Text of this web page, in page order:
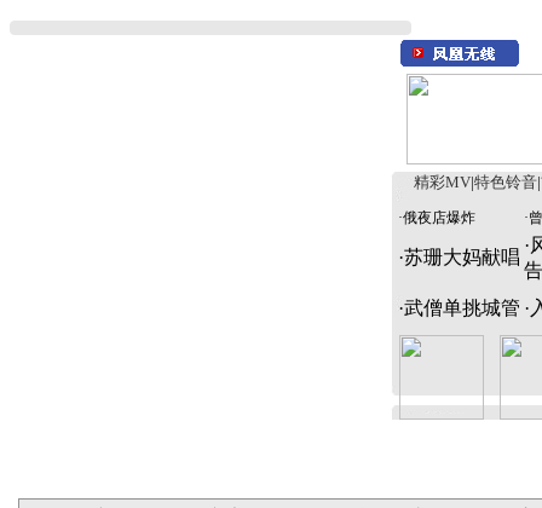
精彩MV 特色铃音
·俄夜店爆炸 ·
·苏珊大妈献唱
·
告
·武僧单挑城管 ·